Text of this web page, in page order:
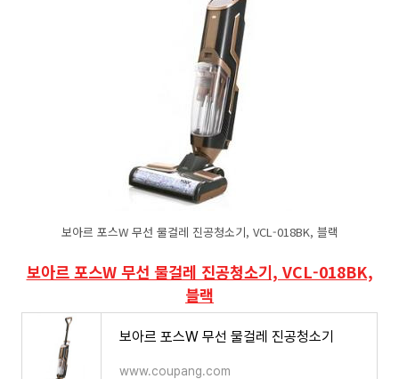
보아르 포스W 무선 물걸레 진공청소기, VCL-018BK, 블랙
보아르 포스W 무선 물걸레 진공청소기, VCL-018BK,
블랙
보아르 포스W 무선 물걸레 진공청소기
www.coupang.com